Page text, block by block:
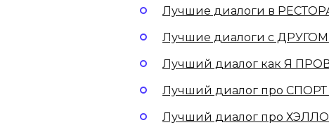
Лучшие диалоги в
Лучшие диалоги с ДРУГОМ
Лучший диалог как Я
Лучший диалог про СПОРТ
Лучший диалог про